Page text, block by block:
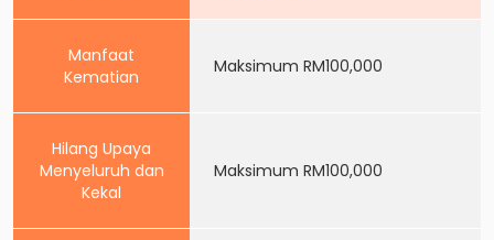
Manfaat
Kematian
Maksimum RM100,000
Hilang Upaya
Menyeluruh dan
Kekal
Maksimum RM100,000